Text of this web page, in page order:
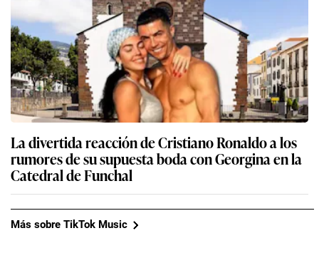
La divertida reacción de Cristiano Ronaldo a los
rumores de su supuesta boda con Georgina en la
Catedral de Funchal
Más sobre TikTok Music